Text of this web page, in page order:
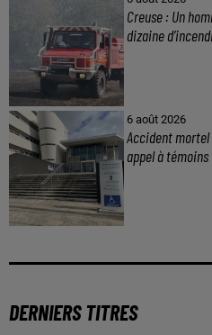
Creuse : Un
dizaine
6 août 2026
Accident mortel
appel à témoins
DERNIERS TITRES